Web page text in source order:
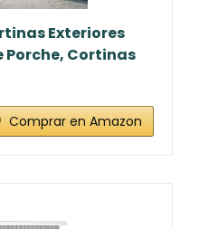
Exteriores
Porche, Cortinas
Comprar en Amazon